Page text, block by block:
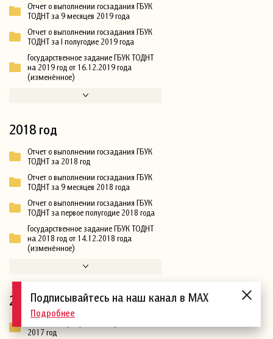
Отчет о выполнении госзадания ГБУК
ТОДНТ за 9 месяцев 2019 года
Отчет о выполнении госзадания ГБУК
ТОДНТ за I полугодие 2019 года
Государственное задание ГБУК ТОДНТ
на 2019 год от 16.12.2019 года
(изменённое)
2018 год
Отчет о выполнении госзадания ГБУК
ТОДНТ за 2018 год
Отчет о выполнении госзадания ГБУК
ТОДНТ за 9 месяцев 2018 года
Отчет о выполнении госзадания ГБУК
ТОДНТ за первое полугодие 2018 года
Государственное задание ГБУК ТОДНТ
на 2018 год от 14.12.2018 года
(изменённое)
2017 год
2017 год
Подписывайтесь на наш канал в MAX
Подробнее